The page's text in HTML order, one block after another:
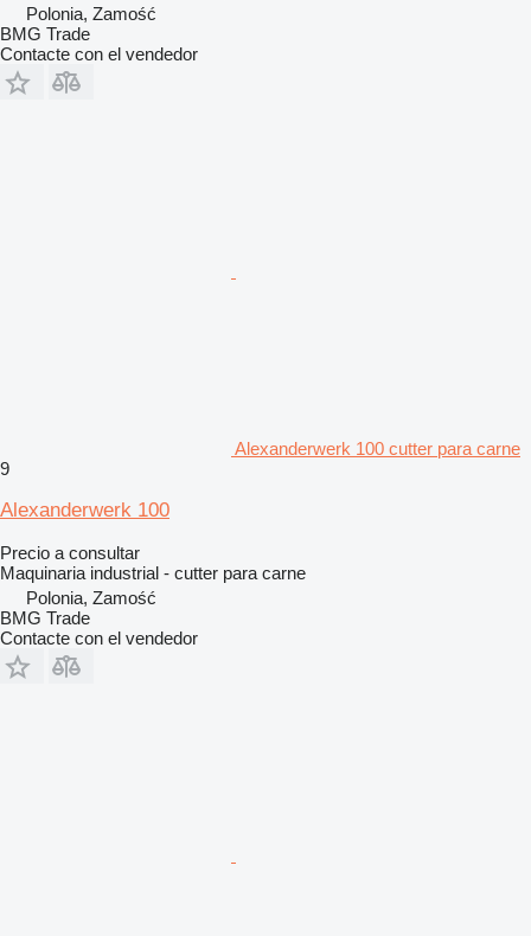
Polonia, Zamość
BMG Trade
Contacte con el vendedor
Alexanderwerk 100 cutter para carne
9
Alexanderwerk 100
Precio a consultar
Maquinaria industrial - cutter para carne
Polonia, Zamość
BMG Trade
Contacte con el vendedor